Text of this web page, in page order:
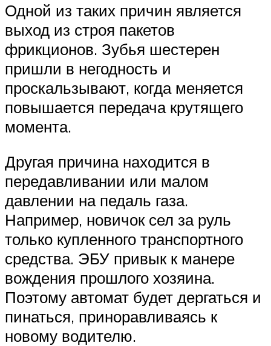
Одной из таких причин является
выход из строя пакетов
фрикционов. Зубья шестерен
пришли в негодность и
проскальзывают, когда меняется
повышается передача крутящего
момента.
Другая причина находится в
передавливании или малом
давлении на педаль газа.
Например, новичок сел за руль
только купленного транспортного
средства. ЭБУ привык к манере
вождения прошлого хозяина.
Поэтому автомат будет дергаться и
пинаться, приноравливаясь к
новому водителю.